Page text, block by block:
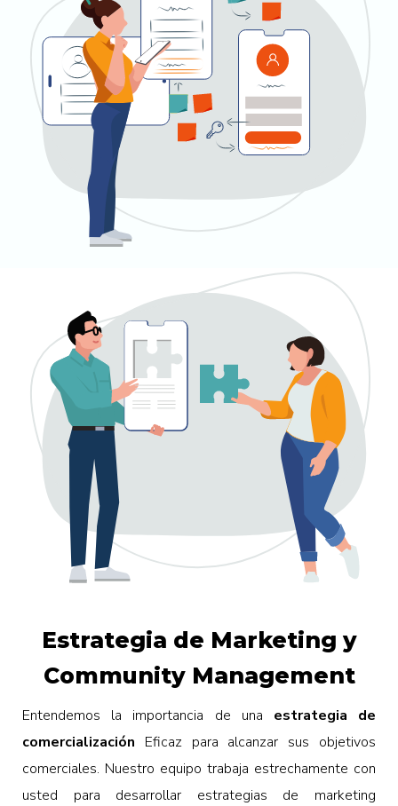
Estrategia de Marketing y
Community Management
Entendemos la importancia de una estrategia de
comercialización Eficaz para alcanzar sus objetivos
comerciales. Nuestro equipo trabaja estrechamente con
usted para desarrollar estrategias de marketing